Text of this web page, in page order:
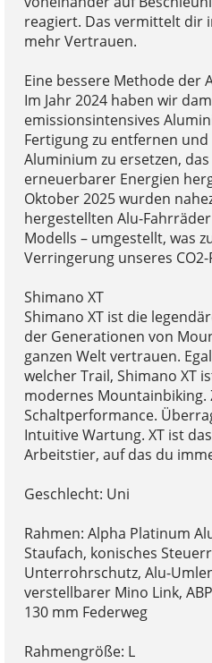
reagiert. Das vermittelt dir
mehr Vertrauen.
Eine bessere Methode der
Im Jahr 2024 haben wir
emissionsintensives
Fertigung zu entfernen
Aluminium zu ersetzen,
erneuerbarer Energien
Oktober 2025 wurden
hergestellten Alu-
Modells – umgestellt, was
Verringerung unseres
Shimano XT
Shimano XT ist die
der Generationen von
ganzen Welt vertrauen.
welcher Trail, Shimano XT
modernes Mountainbiking.
Schaltperformance.
Intuitive Wartung. XT ist
Arbeitstier, auf das du
Geschlecht: Uni
Rahmen: Alpha Platinum
Staufach, konisches
Unterrohrschutz, Alu-
verstellbarer Mino Link,
130 mm Federweg
Rahmengröße: L